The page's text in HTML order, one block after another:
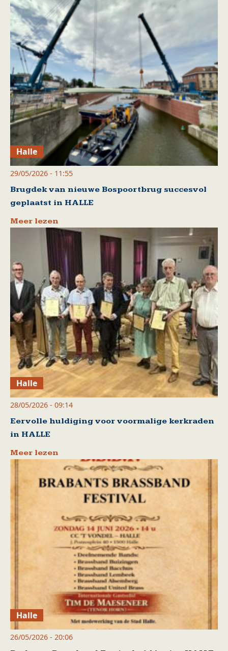
Halle
29/05/2026 - 11:55
Brugdek van nieuwe Bospoortbrug succesvol
geplaatst in HALLE
Meer lezen
Halle
28/05/2026 - 09:14
Eervolle huldiging voor voormalige kerkraden
in HALLE
Meer lezen
Halle
26/05/2026 - 20:06